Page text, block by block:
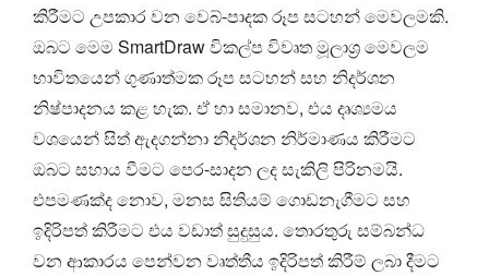
කිරීමට උපකාර වන වෙබ්-පාදක රූප සටහන් මෙවලමකි.
ඔබට මෙම SmartDraw විකල්ප විවෘත මූලාශ්‍ර මෙවලම
භාවිතයෙන් ගුණාත්මක රූප සටහන් සහ නිදර්ශන
නිෂ්පාදනය කළ හැක. ඒ හා සමානව, එය දෘශ්‍යමය
වශයෙන් සිත් ඇදගන්නා නිදර්ශන නිර්මාණය කිරීමට
ඔබට සහාය වීමට පෙර-සාදන ලද සැකිලි පිරිනමයි.
එපමණක්ද නොව, මනස සිතියම් ගොඩනැගීමට සහ
ඉදිරිපත් කිරීමට එය වඩාත් සුදුසුය. තොරතුරු සම්බන්ධ
වන ආකාරය පෙන්වන වෘත්තීය ඉදිරිපත් කිරීම් ලබා දීමට